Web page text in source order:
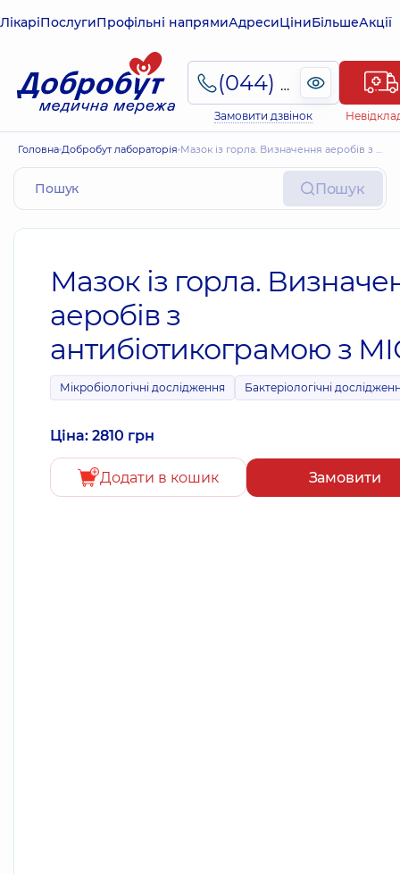
ЛікаріПослугиПрофільні напрямиАдресиЦіниБільшеАкції
(044) 495-2-888
Замовити дзвінок
Головна Добробут лабораторія Мазок із горла. Визначення аеробів з антибіотикограмою з МІС
Пошук
Мазок із горла.
аеробів з
антибіотикограмою з
Мікробіологічні дослідження Бактеріологічні
Ціна: 2810 грн
Додати в кошик Замовити